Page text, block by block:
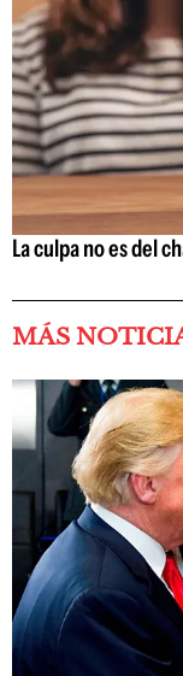
La culpa no es del
MÁS